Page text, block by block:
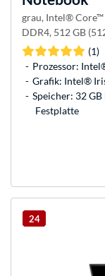
grau, Intel®
DDR4, 512 GB
(1)
Prozessor:
Grafik: Intel®
Speicher: 32
Festplatte
24